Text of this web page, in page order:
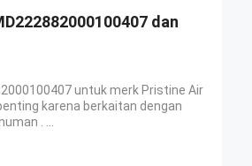
dan
untuk merk Pristine Air
karena berkaitan dengan
. ...